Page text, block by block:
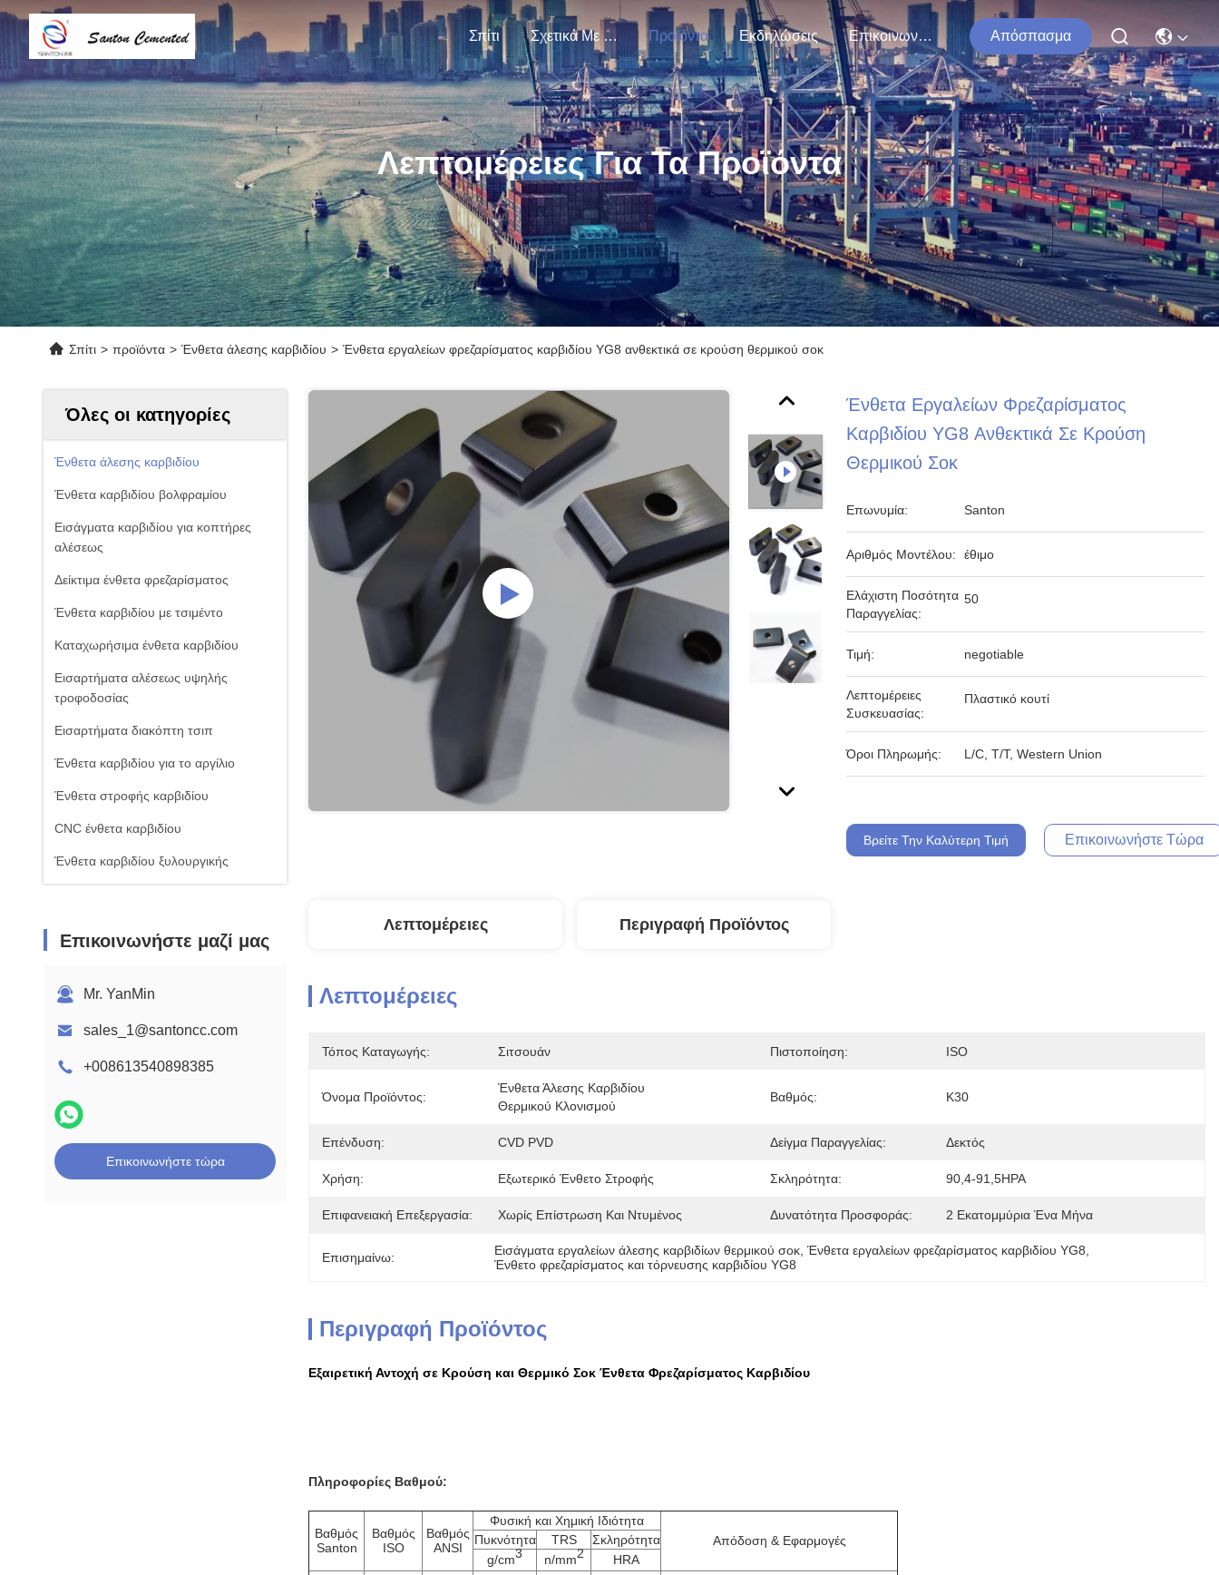
Σπίτι Σχετικά Με Εμάς Προϊόντα Εκδηλώσεις Επικοινωνήστε Μαζί Μας Απόσπασμα
Λεπτομέρειες Για Τα Προϊόντα
Σπίτι > προϊόντα > Ένθετα άλεσης καρβιδίου > Ένθετα εργαλείων φρεζαρίσματος καρβιδίου YG8 ανθεκτικά σε κρούση θερμικού σοκ
Όλες οι κατηγορίες
Ένθετα άλεσης καρβιδίου
Ένθετα καρβιδίου βολφραμίου
Εισάγματα καρβιδίου για κοπτήρες
αλέσεως
Δείκτιμα ένθετα φρεζαρίσματος
Ένθετα καρβιδίου με τσιμέντο
Καταχωρήσιμα ένθετα καρβιδίου
Εισαρτήματα αλέσεως υψηλής
τροφοδοσίας
Εισαρτήματα διακόπτη τσιπ
Ένθετα καρβιδίου για το αργίλιο
Ένθετα στροφής καρβιδίου
CNC ένθετα καρβιδίου
Ένθετα καρβιδίου ξυλουργικής
Επικοινωνήστε μαζί μας
Mr. YanMin
sales_1@santoncc.com
+008613540898385
Επικοινωνήστε τώρα
Ένθετα Εργαλείων Φρεζαρίσματος
Καρβιδίου YG8 Ανθεκτικά Σε Κρούση
Θερμικού Σοκ
Επωνυμία: Santon
Αριθμός Μοντέλου: έθιμο
Ελάχιστη Ποσότητα
Παραγγελίας:
50
Τιμή: negotiable
Λεπτομέρειες
Συσκευασίας:
Πλαστικό κουτί
Όροι Πληρωμής: L/C, T/T, Western Union
Βρείτε Την Καλύτερη Τιμή Επικοινωνήστε Τώρα
Λεπτομέρειες Περιγραφή Προϊόντος
Λεπτομέρειες
Τόπος Καταγωγής: Σιτσουάν Πιστοποίηση: ISO
Όνομα Προϊόντος:
Ένθετα Άλεσης Καρβιδίου
Θερμικού Κλονισμού
Βαθμός: K30
Επένδυση: CVD PVD Δείγμα Παραγγελίας: Δεκτός
Χρήση: Εξωτερικό Ένθετο Στροφής Σκληρότητα: 90,4-91,5ΗΡΑ
Επιφανειακή Επεξεργασία: Χωρίς Επίστρωση Και Ντυμένος Δυνατότητα Προσφοράς: 2 Εκατομμύρια Ένα Μήνα
Επισημαίνω: Εισάγματα εργαλείων άλεσης καρβιδίων θερμικού σοκ, Ένθετα εργαλείων φρεζαρίσματος καρβιδίου YG8
Ένθετο φρεζαρίσματος και τόρνευσης καρβιδίου YG8
Περιγραφή Προϊόντος
Εξαιρετική Αντοχή σε Κρούση και Θερμικό Σοκ Ένθετα Φρεζαρίσματος Καρβιδίου
Πληροφορίες Βαθμού:
Βαθμός
Santon
Βαθμός
ISO
Βαθμός
ANSI
Φυσική και Χημική Ιδιότητα
Απόδοση & Εφαρμογές
Πυκνότητα TRS
Σκληρότητα
g/cm3 n/mm2 HRA